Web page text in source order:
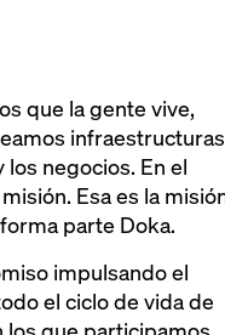
que la gente vive,
infraestructuras
negocios. En el
Esa es la
parte Doka.
impulsando el
el ciclo de vida de